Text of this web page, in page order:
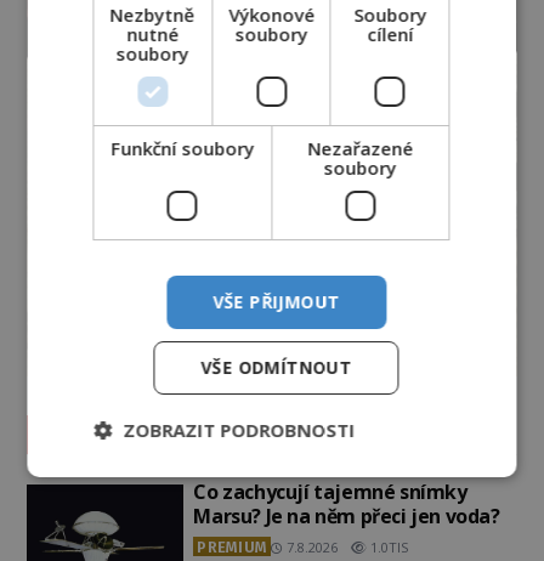
Vesmír a technologie
Co zachycují tajemné snímky
Marsu? Je na něm přeci jen voda?
PREMIUM 7.8.2026 1.0TIS
Nezbytně
nutné
soubory
Výkonové
soubory
Soubory
cílení
Funkční soubory
Nezařazené
soubory
VŠE PŘIJMOUT
VŠE ODMÍTNOUT
ZOBRAZIT PODROBNOSTI